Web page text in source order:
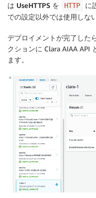
は UseHTTPS を HTTP
に
での設定以外では使用しな
デプロイメントが完了した
クションに Clara AIAA API
ます。